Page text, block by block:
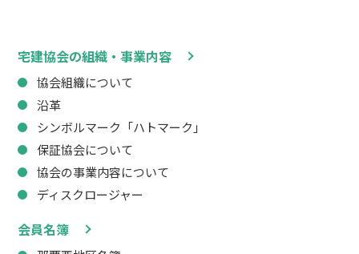
宅建協会の組織・事業内容
協会組織について
沿革
シンボルマーク「ハトマーク」
保証協会について
協会の事業内容について
ディスクロージャー
会員名簿